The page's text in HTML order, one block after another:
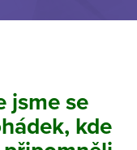
jsme se
kde